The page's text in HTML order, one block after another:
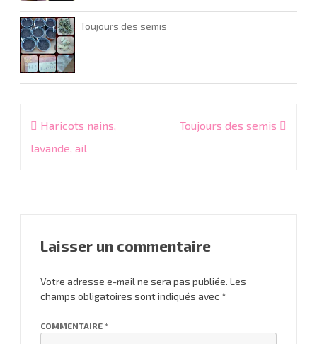
Toujours des semis
Navigation
de
Haricots nains,
lavande, ail
Toujours des semis
Laisser un commentaire
Votre adresse e-mail ne sera pas publiée. Les
champs obligatoires sont indiqués avec *
COMMENTAIRE *